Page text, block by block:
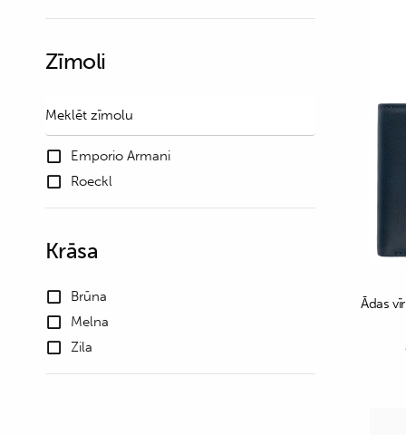
Ādas
Zīmoli
Emporio Armani
Roeckl
Krāsa
Brūna
Melna
Zila